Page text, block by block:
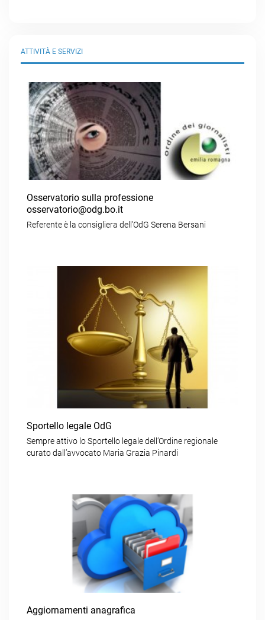
ATTIVITÀ E SERVIZI
Osservatorio sulla professione
osservatorio@odg.bo.it
Referente è la consigliera dell’OdG Serena Bersani
Sportello legale OdG
Sempre attivo lo Sportello legale dell’Ordine regionale
curato dall’avvocato Maria Grazia Pinardi
Aggiornamenti anagrafica